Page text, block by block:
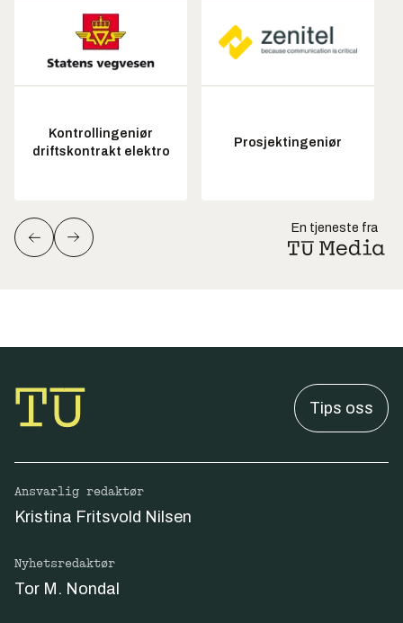
Kontrollingeniør
driftskontrakt elektro
Prosjektingeniør
En tjeneste fra
Tips oss
Ansvarlig redaktør
Kristina Fritsvold Nilsen
Nyhetsredaktør
Tor M. Nondal